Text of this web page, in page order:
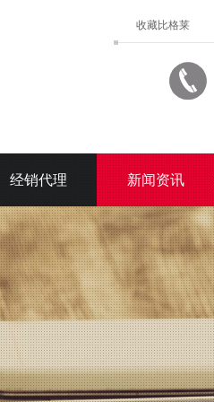
收藏比格莱
经销代理 新闻资讯